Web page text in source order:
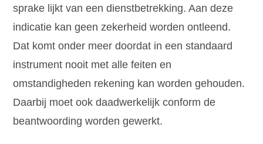
sprake lijkt van een dienstbetrekking. Aan deze
indicatie kan geen zekerheid worden ontleend.
Dat komt onder meer doordat in een standaard
instrument nooit met alle feiten en
omstandigheden rekening kan worden gehouden.
Daarbij moet ook daadwerkelijk conform de
beantwoording worden gewerkt.